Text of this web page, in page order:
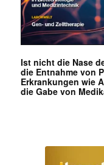
Ist nicht die Nase
die Entnahme von
Erkrankungen wie
die Gabe von